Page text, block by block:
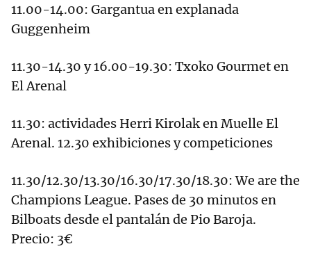
11.00-14.00: Gargantua en explanada
Guggenheim
11.30-14.30 y 16.00-19.30: Txoko Gourmet en
El Arenal
11.30: actividades Herri Kirolak en Muelle El
Arenal. 12.30 exhibiciones y competiciones
11.30/12.30/13.30/16.30/17.30/18.30: We are the
Champions League. Pases de 30 minutos en
Bilboats desde el pantalán de Pio Baroja.
Precio: 3€